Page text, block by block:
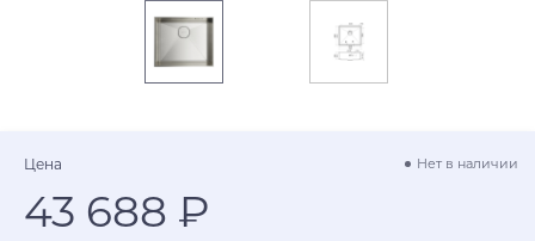
Цена Нет в наличии
43 688 ₽